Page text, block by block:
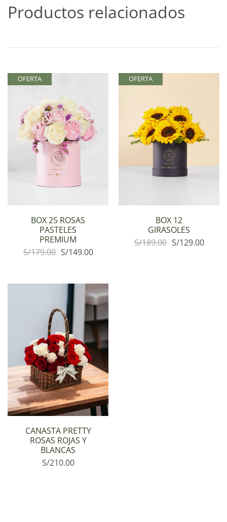
Productos relacionados
OFERTA
BOX 25 ROSAS
PASTELES
PREMIUM
S/179.00 S/149.00
OFERTA
BOX 12
GIRASOLES
S/189.00 S/129.00
CANASTA PRETTY
ROSAS ROJAS Y
BLANCAS
S/210.00